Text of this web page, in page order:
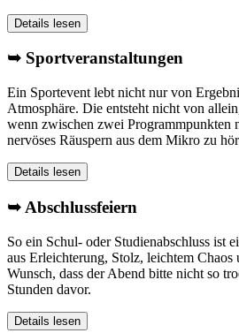
Details lesen
➥ Sportveranstaltungen
Ein Sportevent lebt nicht nur von
Atmosphäre. Die entsteht nicht von
wenn zwischen zwei Programmpunkten
nervöses Räuspern aus dem Mikro zu
Details lesen
➥ Abschlussfeiern
So ein Schul- oder Studienabschluss ist
aus Erleichterung, Stolz, leichtem Chaos
Wunsch, dass der Abend bitte nicht so
Stunden davor.
Details lesen